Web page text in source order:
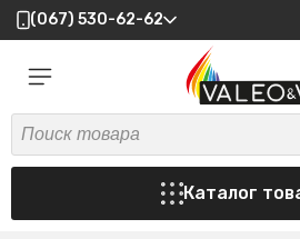
(067) 530-62-62
Каталог